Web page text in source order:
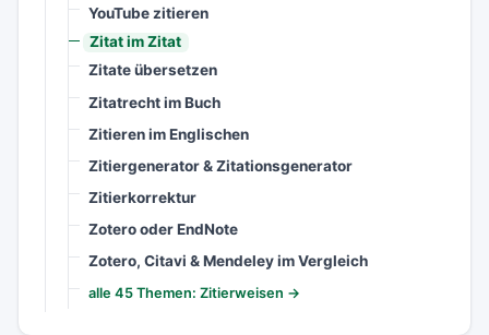
YouTube zitieren
Zitat im Zitat
Zitate übersetzen
Zitatrecht im Buch
Zitieren im Englischen
Zitiergenerator & Zitationsgenerator
Zitierkorrektur
Zotero oder EndNote
Zotero, Citavi & Mendeley im Vergleich
alle 45 Themen: Zitierweisen →